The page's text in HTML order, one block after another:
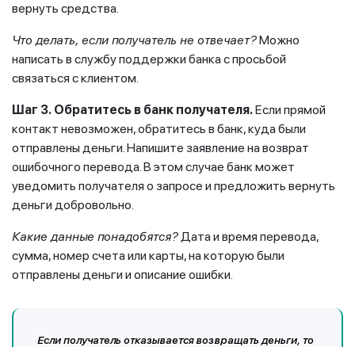
вернуть средства.
Что делать, если получатель не отвечает?Можно
написать в службу поддержки банка с просьбой
связаться с клиентом.
Шаг 3. Обратитесь в банк получателя.Если прямой
контакт невозможен, обратитесь в банк, куда были
отправлены деньги. Напишите заявление на возврат
ошибочного перевода. В этом случае банк может
уведомить получателя о запросе и предложить вернуть
деньги добровольно.
Какие данные понадобятся?Дата и время перевода,
сумма, номер счета или карты, на которую были
отправлены деньги и описание ошибки.
Если получатель отказывается возвращать деньги, то